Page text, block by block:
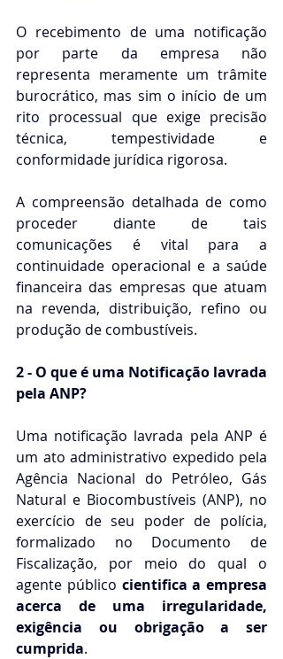
O recebimento de uma notificação
por parte da empresa não
representa meramente um trâmite
burocrático, mas sim o início de um
rito processual que exige precisão
técnica, tempestividade e
conformidade jurídica rigorosa.
A compreensão detalhada de como
proceder diante de tais
comunicações é vital para a
continuidade operacional e a saúde
financeira das empresas que atuam
na revenda, distribuição, refino ou
produção de combustíveis.
2 - O que é uma Notificação lavrada
pela ANP?
Uma notificação lavrada pela ANP é
um ato administrativo expedido pela
Agência Nacional do Petróleo, Gás
Natural e Biocombustíveis (ANP), no
exercício de seu poder de polícia,
formalizado no Documento de
Fiscalização, por meio do qual o
agente público cientifica a empresa
acerca de uma irregularidade,
exigência ou obrigação a ser
cumprida.